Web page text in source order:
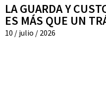
LA GUARDA Y
ES MÁS QUE UN
10 / julio / 2026